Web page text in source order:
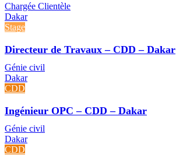
Chargée Clientèle
Dakar
Stage
Directeur de Travaux – CDD – Dakar
Génie civil
Dakar
CDD
Ingénieur OPC – CDD – Dakar
Génie civil
Dakar
CDD